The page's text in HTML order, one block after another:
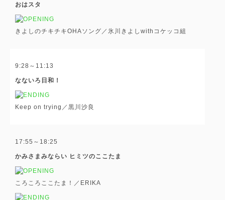
おはスタ
きよしのチキチキOHAソング／氷川きよしwithコケッコ組
9:28～11:13
なないろ日和！
Keep on trying／黒川沙良
17:55～18:25
かみさまみならい ヒミツのここたま
ころころここたま！／ERIKA